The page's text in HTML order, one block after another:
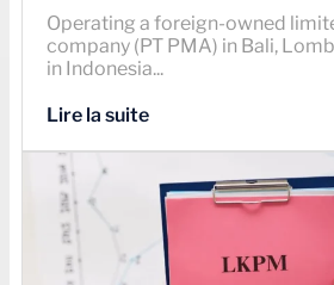
Operating a foreign-owned
company (PT PMA) in Bali,
in Indonesia...
Lire la suite